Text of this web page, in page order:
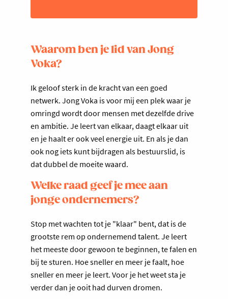
Waarom ben je lid van Jong
Voka?
Ik geloof sterk in de kracht van een goed
netwerk. Jong Voka is voor mij een plek waar je
omringd wordt door mensen met dezelfde drive
en ambitie. Je leert van elkaar, daagt elkaar uit
en je haalt er ook veel energie uit. En als je dan
ook nog iets kunt bijdragen als bestuurslid, is
dat dubbel de moeite waard.
Welke raad geef je mee aan
jonge ondernemers?
Stop met wachten tot je "klaar" bent, dat is de
grootste rem op ondernemend talent. Je leert
het meeste door gewoon te beginnen, te falen en
bij te sturen. Hoe sneller en meer je faalt, hoe
sneller en meer je leert. Voor je het weet sta je
verder dan je ooit had durven dromen.